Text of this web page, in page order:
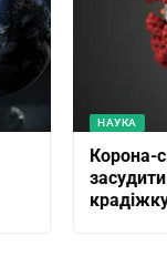
НАУКА
Корона-